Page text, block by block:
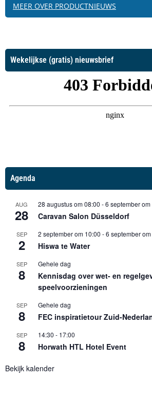
MEER OVER PRODUCTNIEUWS
Wekelijkse (gratis) nieuwsbrief
Agenda
AUG
28
28 augustus om 08:00 -6 september om
Caravan Salon Düsseldorf
SEP
2
2 september om 10:00 -6 september
Hiswa te Water
SEP
8
Gehele dag
Kennisdag over wet- en
speelvoorzieningen
SEP
8
Gehele dag
FEC inspiratietour Zuid-
SEP
8
14:30 - 17:00
Horwath HTL Hotel Event
Bekijk kalender